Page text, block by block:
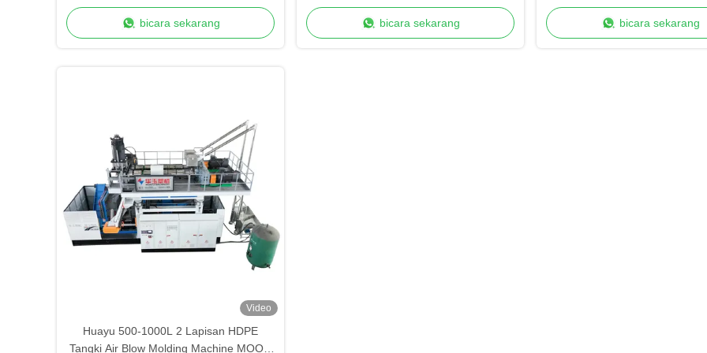
200 Titik Produksi Kecepatan Tinggi
bicara sekarang
Tinggi MOOG 200-Point Control untuk
Produksi Turnaround Cepat
bicara sekarang
200 Titik untuk
Lama
bicara sekarang
Video
Huayu 500-1000L 2 Lapisan HDPE
Tangki Air Blow Molding Machine MOOG